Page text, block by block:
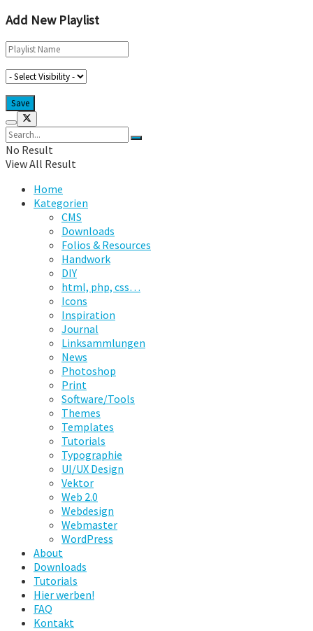
Add New Playlist
No Result
View All Result
Home
Kategorien
CMS
Downloads
Folios & Resources
Handwork
DIY
html, php, css…
Icons
Inspiration
Journal
Linksammlungen
News
Photoshop
Print
Software/Tools
Themes
Templates
Tutorials
Typographie
UI/UX Design
Vektor
Web 2.0
Webdesign
Webmaster
WordPress
About
Downloads
Tutorials
Hier werben!
FAQ
Kontakt